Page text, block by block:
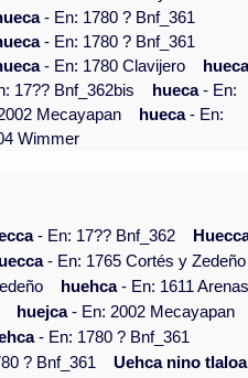
- En: 1780 ? Bnf_361
- En: 1780 ? Bnf_361
- En: 1780 Clavijero
17?? Bnf_362bis hueca- En:
Mecayapan hueca- En:
Wimmer
- En: 17?? Bnf_362
- En: 1765 Cortés y Zedeño
huehca- En: 1611
huejca- En: 2002 Mecayapan
- En: 1780 ? Bnf_361
? Bnf_361
Uehca nino tlaloa